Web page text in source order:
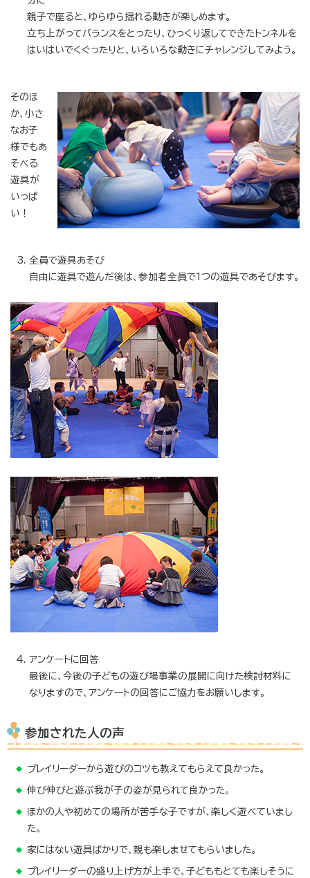
親子で座ると、ゆらゆら揺れる動きが楽しめます。
立ち上がってバランスをとったり、ひっくり返してできたトンネルを
はいはいでくぐったりと、いろいろな動きにチャレンジしてみよう。
そのほ
か、小さ
なお子
様でもあ
そべる
遊具が
いっぱ
い！
全員で遊具あそび
自由に遊具で遊んだ後は、参加者全員で1つの遊具であそびます。
アンケートに回答
最後に、今後の子どもの遊び場事業の展開に向けた検討材料に
なりますので、アンケートの回答にご協力をお願いします。
参加された人の声
プレイリーダーから遊びのコツも教えてもらえて良かった。
伸び伸びと遊ぶ我が子の姿が見られて良かった。
ほかの人や初めての場所が苦手な子ですが、楽しく遊べていまし
た。
家にはない遊具ばかりで、親も楽しませてもらいました。
プレイリーダーの盛り上げ方が上手で、子どももとても楽しそうに